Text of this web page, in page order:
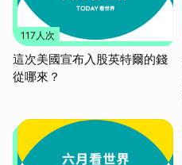
117人次
這次美國宣布入股英特爾的錢
從哪來？